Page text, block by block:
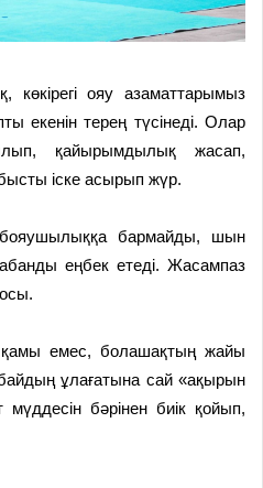
ояу азаматтарымыз
екенін терең түсінеді. Олар
қайырымдылық жасап,
іске асырып жүр.
бармайды, шын
еңбек етеді. Жасампаз
қамы емес, болашақтың жайы
ұлағатына сай «ақырын
бәрінен биік қойып,